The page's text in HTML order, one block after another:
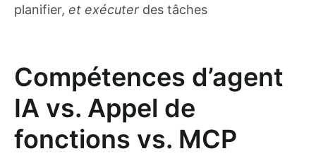
planifier, et exécuter des tâches
Compétences d’agent
IA vs. Appel de
fonctions vs. MCP